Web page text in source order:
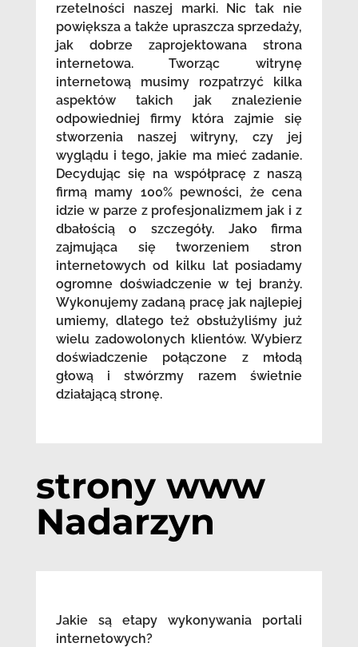
rzetelności naszej marki. Nic tak nie
powiększa a także upraszcza sprzedaży,
jak dobrze zaprojektowana strona
internetowa. Tworząc witrynę
internetową musimy rozpatrzyć kilka
aspektów takich jak znalezienie
odpowiedniej firmy która zajmie się
stworzenia naszej witryny, czy jej
wyglądu i tego, jakie ma mieć zadanie.
Decydując się na współpracę z naszą
firmą mamy 100% pewności, że cena
idzie w parze z profesjonalizmem jak i z
dbałością o szczegóły. Jako firma
zajmująca się tworzeniem stron
internetowych od kilku lat posiadamy
ogromne doświadczenie w tej branży.
Wykonujemy zadaną pracę jak najlepiej
umiemy, dlatego też obsłużyliśmy już
wielu zadowolonych klientów. Wybierz
doświadczenie połączone z młodą
głową i stwórzmy razem świetnie
działającą stronę.
strony www
Nadarzyn
Jakie są etapy wykonywania portali
internetowych?